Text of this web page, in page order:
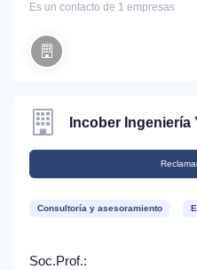
Es un contacto de 1 empresas
Incober
Consultoría y asesoramiento
Soc.Prof.: